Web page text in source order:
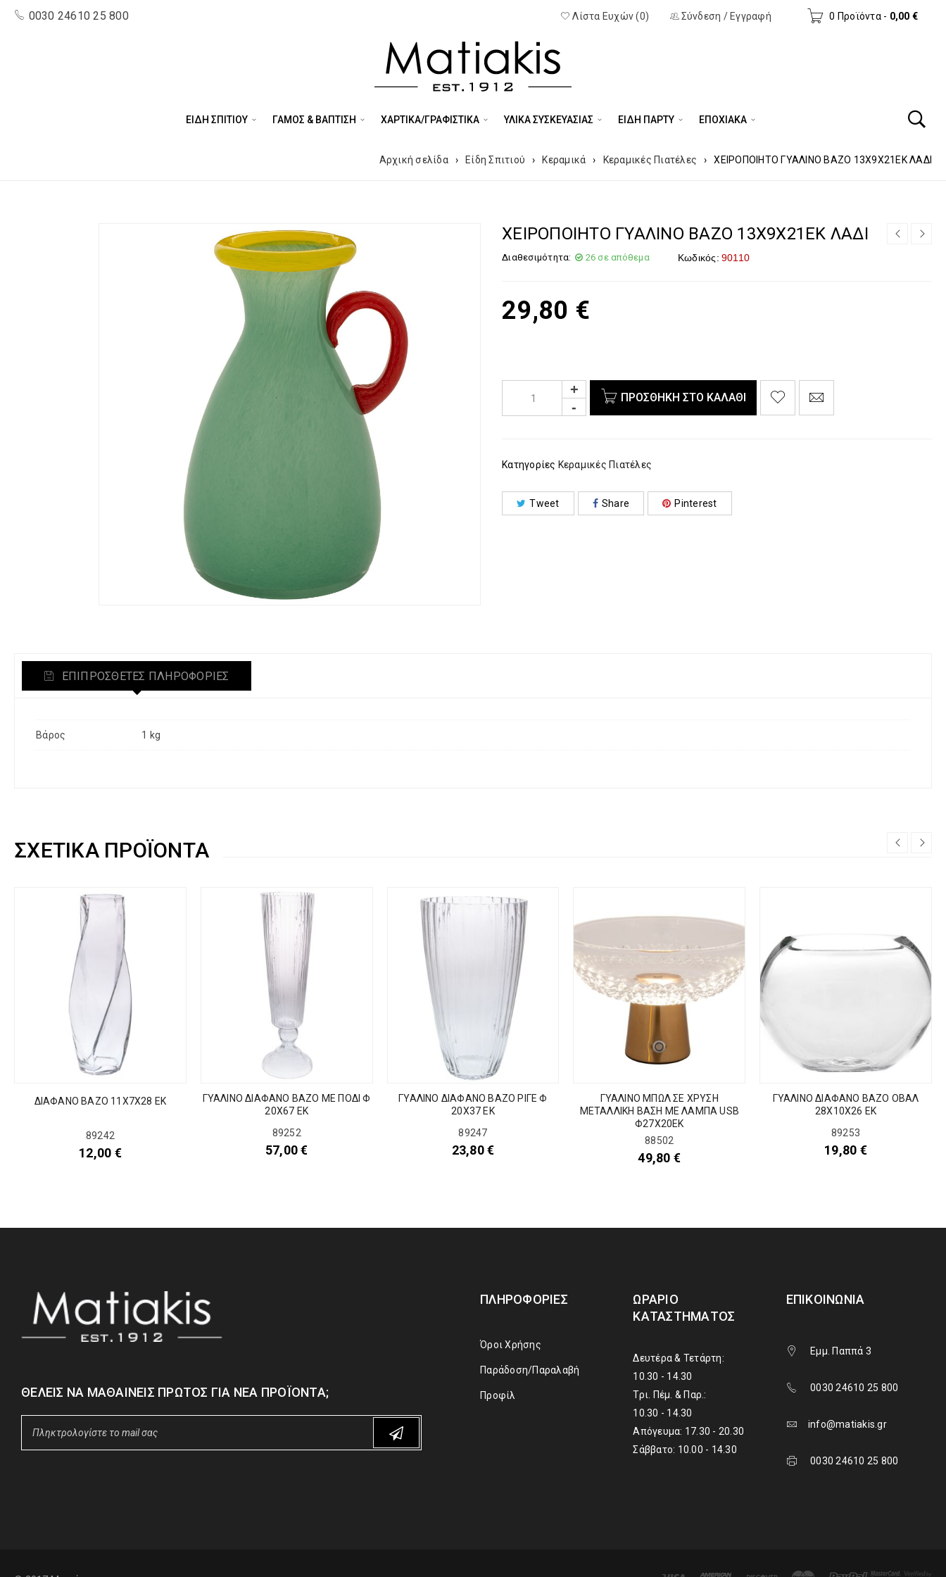
0030 24610 25 800 0 Προϊόντα - 0,00 €
Σύνδεση / Εγγραφή
Λίστα Ευχών (0)
ΕΙΔΗ ΣΠΙΤΙΟΥ ΓΑΜΟΣ & ΒΑΠΤΙΣΗ ΧΑΡΤΙΚΑ/ΓΡΑΦΙΣΤΙΚΑ ΥΛΙΚΑ ΣΥΣΚΕΥΑΣΙΑΣ ΕΊΔΗ ΠΆΡΤΥ ΕΠΟΧΙΑΚΑ
Αρχική σελίδα › Είδη Σπιτιού › Κεραμικά › Κεραμικές Πιατέλες › ΧΕΙΡΟΠΟΙΗΤΟ ΓΥΑΛΙΝΟ ΒΑΖΟ 13Χ9Χ21ΕΚ ΛΑΔΙ
ΧΕΙΡΟΠΟΙΗΤΟ ΓΥΑΛΙΝΟ ΒΑΖΟ 13Χ9Χ21ΕΚ ΛΑΔΙ
Διαθεσιμότητα: 26 σε απόθεμα Κωδικός: 90110
29,80 €
ΠΡΟΣΘΉΚΗ ΣΤΟ ΚΑΛΆΘΙ
Κατηγορίες Κεραμικές Πιατέλες
Tweet Share Pinterest
ΕΠΙΠΡΌΣΘΕΤΕΣ ΠΛΗΡΟΦΟΡΊΕΣ
Βάρος 1 kg
ΣΧΕΤΙΚΆ ΠΡΟΪΌΝΤΑ
ΔΙΑΦΑΝΟ ΒΑΖΟ 11Χ7Χ28 ΕΚ
89242
12,00 €
ΓΥΑΛΙΝΟ ΔΙΑΦΑΝΟ ΒΑΖΟ ΜΕ ΠΟΔΙ Φ
20Χ67 ΕΚ
89252
57,00€
ΓΥΑΛΙΝΟ ΔΙΑΦΑΝΟ ΒΑΖΟ ΡΙΓΕ Φ
20Χ37 ΕΚ
89247
23,80€
ΓΥΑΛΙΝΟ ΜΠΩΛ ΣΕ ΧΡΥΣΗ
ΜΕΤΑΛΛΙΚΗ ΒΑΣΗ ΜΕ ΛΑΜΠΑ USB
Φ27Χ20ΕΚ
88502
49,80 €
ΓΥΑΛΙΝΟ ΔΙΑΦΑΝΟ ΒΑΖΟ ΟΒΑΛ
28Χ10Χ26 ΕΚ
89253
19,80 €
ΘΈΛΕΙΣ ΝΑ ΜΑΘΑΊΝΕΙΣ ΠΡΏΤΟΣ ΓΙΑ ΝΈΑ ΠΡΟΪΌΝΤΑ;
ΠΛΗΡΟΦΟΡΊΕΣ
Όροι Χρήσης
Παράδοση/Παραλαβή
Προφίλ
ΩΡΆΡΙΟ
ΚΑΤΑΣΤΉΜΑΤΟΣ
Δευτέρα & Τετάρτη:
10.30 - 14.30
Τρι. Πέμ. & Παρ.:
10.30 - 14.30
Απόγευμα: 17.30 - 20.30
Σάββατο: 10.00 - 14.30
ΕΠΙΚΟΙΝΩΝΊΑ
Εμμ. Παππά 3
0030 24610 25 800
info@matiakis.gr
0030 24610 25 800